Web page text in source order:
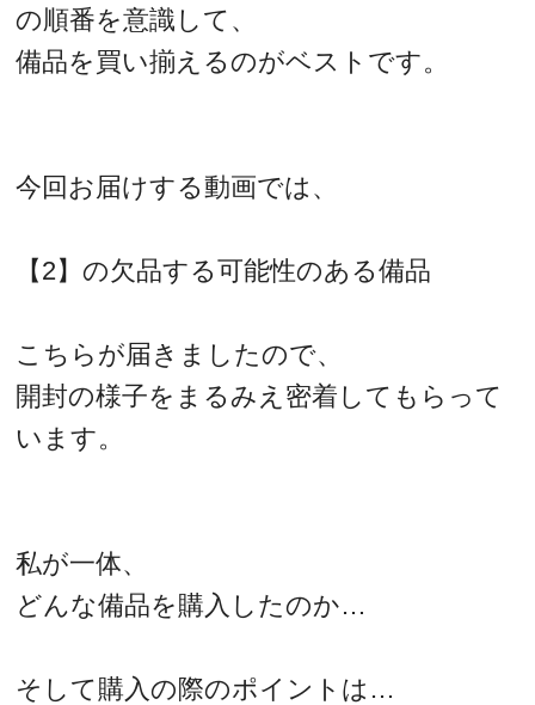
の順番を意識して、
備品を買い揃えるのがベストです。
今回お届けする動画では、
【2】の欠品する可能性のある備品
こちらが届きましたので、
開封の様子をまるみえ密着してもらって
います。
私が一体、
どんな備品を購入したのか…
そして購入の際のポイントは…